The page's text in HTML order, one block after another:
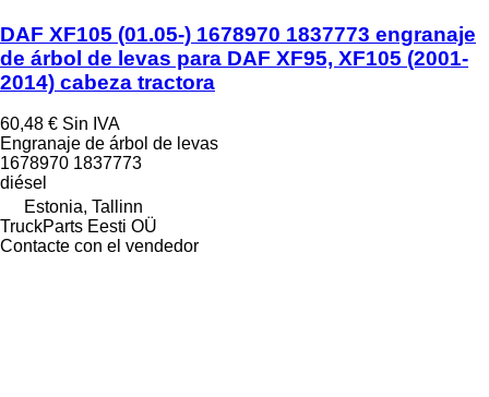
DAF XF105 (01.05-) 1678970 1837773 engranaje
de árbol de levas para DAF XF95, XF105 (2001-
2014) cabeza tractora
60,48 € Sin IVA
Engranaje de árbol de levas
1678970 1837773
diésel
Estonia, Tallinn
TruckParts Eesti OÜ
Contacte con el vendedor